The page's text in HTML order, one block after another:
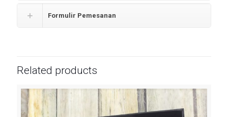
Formulir Pemesanan
Related products